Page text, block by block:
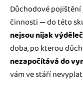
Důchodové pojištění
činnosti — do této
nejsou nijak
doba, po kterou
nezapočítává do
vám ve stáří